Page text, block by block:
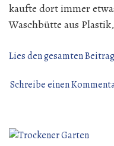
kaufte dort immer
Waschbütte aus
Lies den gesamten
Schreibe einen